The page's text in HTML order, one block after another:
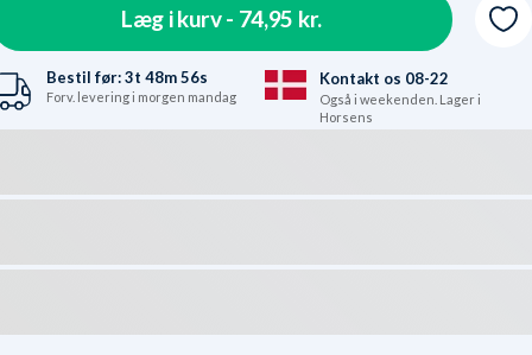
størrelser/farver ligger
ikke samme sted. Vi sparer
penge i vores håndtering,
når vi kun skal plukke på
én lokation - derfor
sparrer, med dig.
Læg i kurv - 74,95 kr.
Bestil før: 3t48m55s
Forv. levering i morgen mandag
Kontakt os 08-22
Også i weekenden. Lager i
Horsens